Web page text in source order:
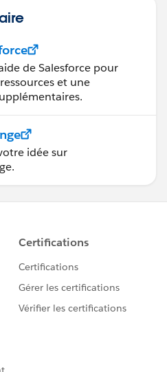
de Salesforce pour
et une
idée sur